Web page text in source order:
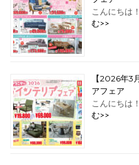
こんにちは
む>>
【2026年3
アフェア
こんにちは
む>>